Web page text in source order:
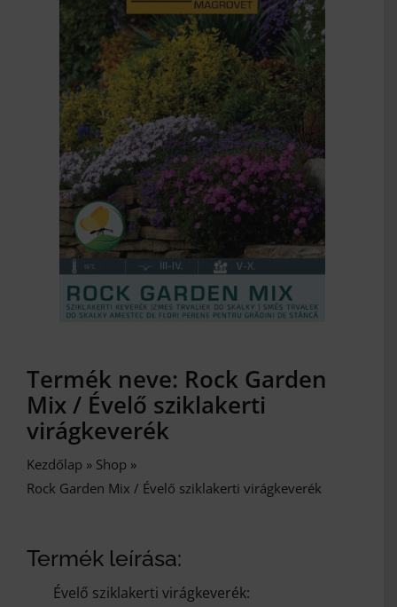
Termék neve: Rock Garden
Mix / Évelő sziklakerti
virágkeverék
Kezdőlap » Shop »
Rock Garden Mix / Évelő sziklakerti virágkeverék
Termék leírása:
Évelő sziklakerti virágkeverék: